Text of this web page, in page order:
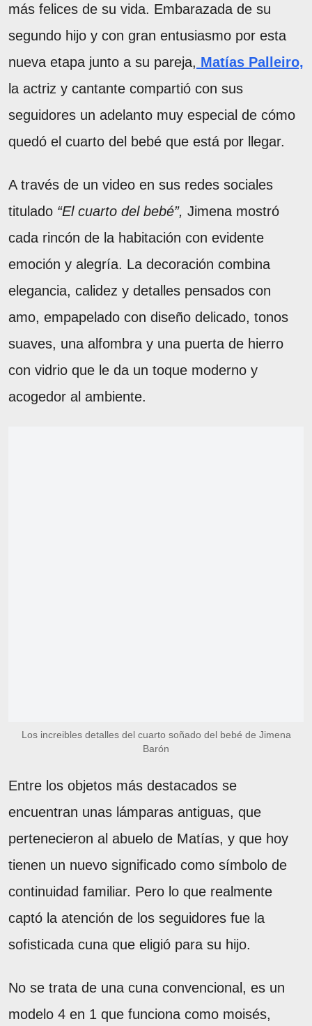
más felices de su vida. Embarazada de su
segundo hijo y con gran entusiasmo por esta
nueva etapa junto a su pareja, Matías Palleiro,
la actriz y cantante compartió con sus
seguidores un adelanto muy especial de cómo
quedó el cuarto del bebé que está por llegar.
A través de un video en sus redes sociales
titulado “El cuarto del bebé”, Jimena mostró
cada rincón de la habitación con evidente
emoción y alegría. La decoración combina
elegancia, calidez y detalles pensados con
amo, empapelado con diseño delicado, tonos
suaves, una alfombra y una puerta de hierro
con vidrio que le da un toque moderno y
acogedor al ambiente.
Los increibles detalles del cuarto soñado del bebé de Jimena
Barón
Entre los objetos más destacados se
encuentran unas lámparas antiguas, que
pertenecieron al abuelo de Matías, y que hoy
tienen un nuevo significado como símbolo de
continuidad familiar. Pero lo que realmente
captó la atención de los seguidores fue la
sofisticada cuna que eligió para su hijo.
No se trata de una cuna convencional, es un
modelo 4 en 1 que funciona como moisés,